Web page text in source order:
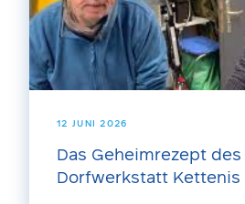
12 JUNI 2026
Das Geheimrezept
Dorfwerkstatt Kettenis